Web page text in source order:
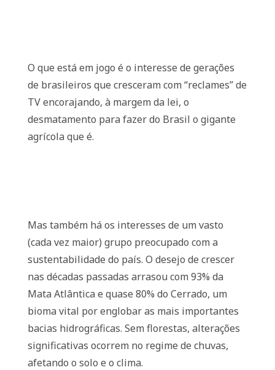
O que está em jogo é o interesse de gerações
de brasileiros que cresceram com “reclames” de
TV encorajando, à margem da lei, o
desmatamento para fazer do Brasil o gigante
agrícola que é.
Mas também há os interesses de um vasto
(cada vez maior) grupo preocupado com a
sustentabilidade do país. O desejo de crescer
nas décadas passadas arrasou com 93% da
Mata Atlântica e quase 80% do Cerrado, um
bioma vital por englobar as mais importantes
bacias hidrográficas. Sem florestas, alterações
significativas ocorrem no regime de chuvas,
afetando o solo e o clima.